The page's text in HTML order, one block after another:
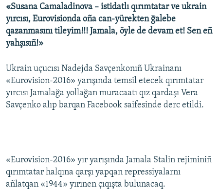
RFE/RS bütün saytları
«Susana Camaladinova – istidatlı qırımtatar ve ukrain
yırcısı, Eurovisionda oña can-yürekten ğalebe
qazanmasını tileyim!!! Jamala, öyle de devam et! Sen eñ
yahşısıñ!»
Ukrain uçucısı Nadejda Savçenkonıñ Ukrainanı
«Eurovision-2016» yarışında temsil etecek qırımtatar
yırcısı Jamalağa yollağan muracaatı qız qardaşı Vera
Savçenko alıp barqan Facebook saifesinde derc etildi.
«Eurovision-2016» yır yarışında Jamala Stalin rejiminiñ
qırımtatar halqına qarşı yapqan repressiyalarnı
añlatqan «1944» yırınen çıqışta bulunacaq.